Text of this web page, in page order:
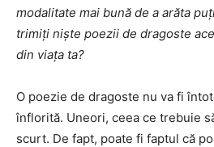
modalitate mai bună de a arăta
trimiți niște poezii de dragoste
din viața ta?
O poezie de dragoste nu va fi
înflorită. Uneori, ceea ce trebuie
scurt. De fapt, poate fi faptul că